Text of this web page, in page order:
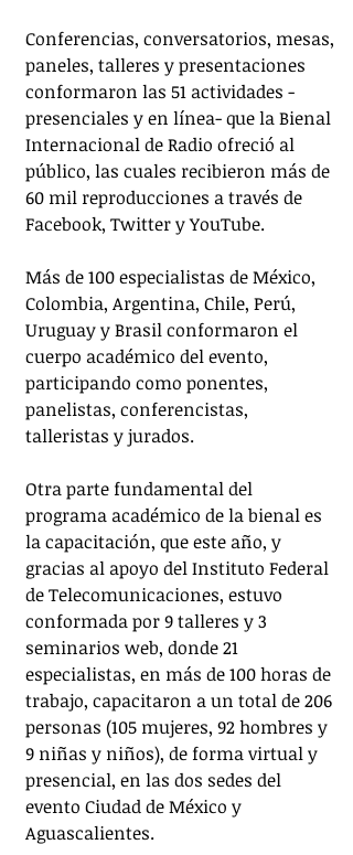
Conferencias, conversatorios, mesas,
paneles, talleres y presentaciones
conformaron las 51 actividades -
presenciales y en línea- que la Bienal
Internacional de Radio ofreció al
público, las cuales recibieron más de
60 mil reproducciones a través de
Facebook, Twitter y YouTube.
Más de 100 especialistas de México,
Colombia, Argentina, Chile, Perú,
Uruguay y Brasil conformaron el
cuerpo académico del evento,
participando como ponentes,
panelistas, conferencistas,
talleristas y jurados.
Otra parte fundamental del
programa académico de la bienal es
la capacitación, que este año, y
gracias al apoyo del Instituto Federal
de Telecomunicaciones, estuvo
conformada por 9 talleres y 3
seminarios web, donde 21
especialistas, en más de 100 horas de
trabajo, capacitaron a un total de 206
personas (105 mujeres, 92 hombres y
9 niñas y niños), de forma virtual y
presencial, en las dos sedes del
evento Ciudad de México y
Aguascalientes.